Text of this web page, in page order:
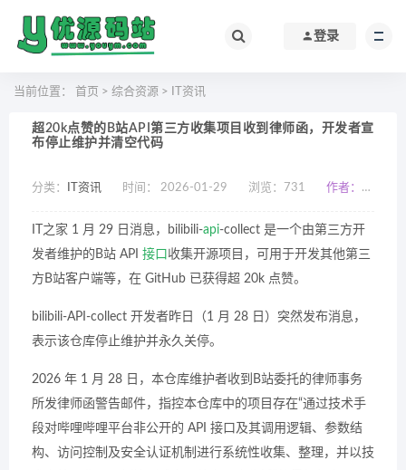
登录
当前位置： 首页 > 综合资源 > IT资讯
超20k点赞的B站API第三方收集项目收到律师函，开发者宣
布停止维护并清空代码
分类： IT资讯 时间： 2026-01-29 浏览： 731 作者：小编
IT之家 1 月 29 日消息，bilibili-api-collect 是一个由第三方开
发者维护的B站 API 接口 收集开源项目，可用于开发其他第三
方B站客户端等，在 GitHub 已获得超 20k 点赞。
bilibili-API-collect 开发者昨日（1 月 28 日）突然发布消息，
表示该仓库停止维护并永久关停。
2026 年 1 月 28 日，本仓库维护者收到B站委托的律师事务
所发律师函警告邮件，指控本仓库中的项目存在“通过技术手
段对哔哩哔哩平台非公开的 API 接口及其调用逻辑、参数结
构、访问控制及安全认证机制进行系统性收集、整理，并以技